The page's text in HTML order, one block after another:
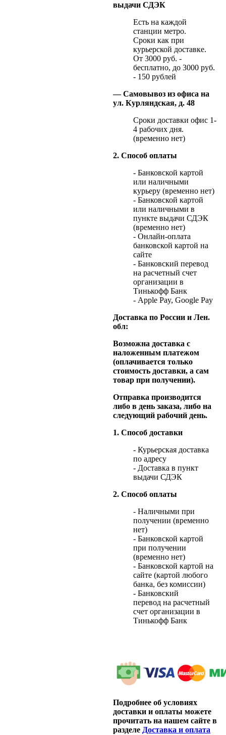
выдачи СДЭК
Есть на каждой
станции метро.
Сроки как при
курьерской доставке.
От 3000 руб. -
бесплатно, до 3000 руб.
- 150 рублей
— Самовывоз из офиса на
ул. Курляндская, д. 48
Сроки доставки офис 1-
4 рабочих дня.
(временно нет)
2. Способ оплаты
- Банковской картой
или наличными
курьеру (временно нет)
- Банковской картой
или наличными в
пункте выдачи СДЭК
(временно нет)
- Онлайн-оплата
банковской картой на
сайте
- Банковский перевод
на расчетный счет
организации в
Тинькофф Банк
- Apple Pay, Google Pay
Доставка по России и Лен.
обл:
Возможна доставка с
наложенным платежом
(оплачивается только
стоимость доставки, а сам
товар при получении).
Отправка производится
либо в день заказа, либо на
следующий рабочий день.
1. Способ доставки
- Курьерская доставка
по адресу
- Доставка в пункт
выдачи СДЭК
2. Способ оплаты
- Наличными при
получении (временно
нет)
- Банковской картой
при получении
(временно нет)
- Банковской картой на
сайте (картой любого
банка, без комиссии)
- Банковский
перевод на расчетный
счет организации в
Тинькофф Банк
Подробнее об условиях
доставки и оплаты можете
прочитать на нашем сайте в
разделе Доставка и оплата